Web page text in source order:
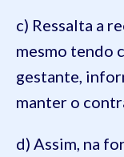
c) Ressalta a
mesmo tendo
gestante,
manter o
d) Assim, na